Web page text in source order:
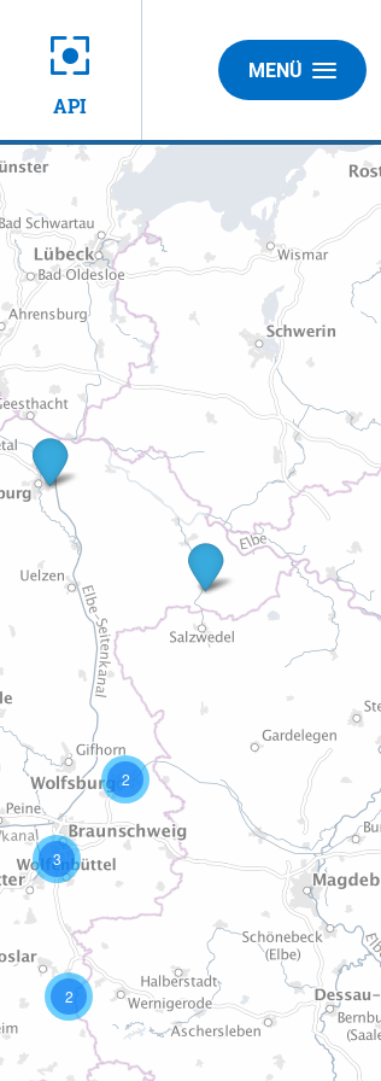
API
MENÜ